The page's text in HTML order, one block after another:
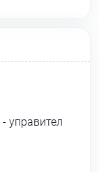
- управител